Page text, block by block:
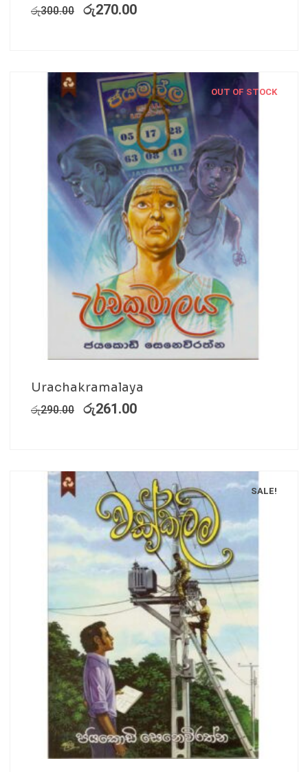
රු300.00 රු270.00
OUT OF STOCK
Urachakramalaya
රු290.00 රු261.00
SALE!